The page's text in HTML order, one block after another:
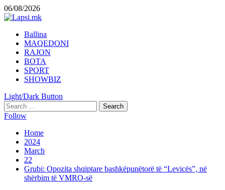
Skip
to
06/08/2026
Primary
Menu
Ballina
MAQEDONI
RAJON
BOTA
SPORT
SHOWBIZ
Light/Dark Button
Search
for:
Follow
Home
2024
March
22
Grubi: Opozita shqiptare bashkëpunëtorë të “Levicës”, në
shërbim të VMRO-së